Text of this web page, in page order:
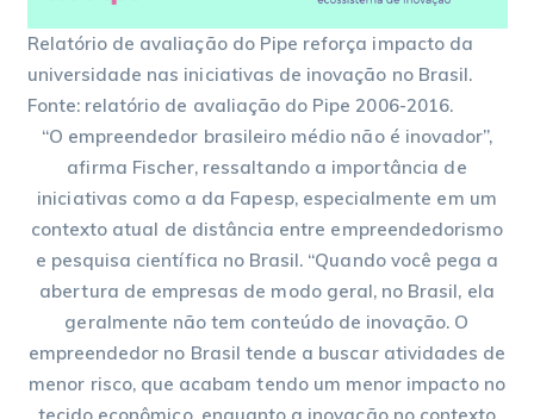
Relatório de avaliação do Pipe reforça impacto da
universidade nas iniciativas de inovação no Brasil.
Fonte: relatório de avaliação do Pipe 2006-2016.
“O empreendedor brasileiro médio não é inovador”,
afirma Fischer, ressaltando a importância de
iniciativas como a da Fapesp, especialmente em um
contexto atual de distância entre empreendedorismo
e pesquisa científica no Brasil. “Quando você pega a
abertura de empresas de modo geral, no Brasil, ela
geralmente não tem conteúdo de inovação. O
empreendedor no Brasil tende a buscar atividades de
menor risco, que acabam tendo um menor impacto no